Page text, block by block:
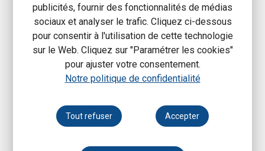
publicités, fournir des fonctionnalités de médias
sociaux et analyser le trafic. Cliquez ci-dessous
pour consentir à l'utilisation de cette technologie
sur le Web. Cliquez sur "Paramétrer les cookies"
pour ajuster votre consentement.
Notre politique de confidentialité
Tout refuser Accepter